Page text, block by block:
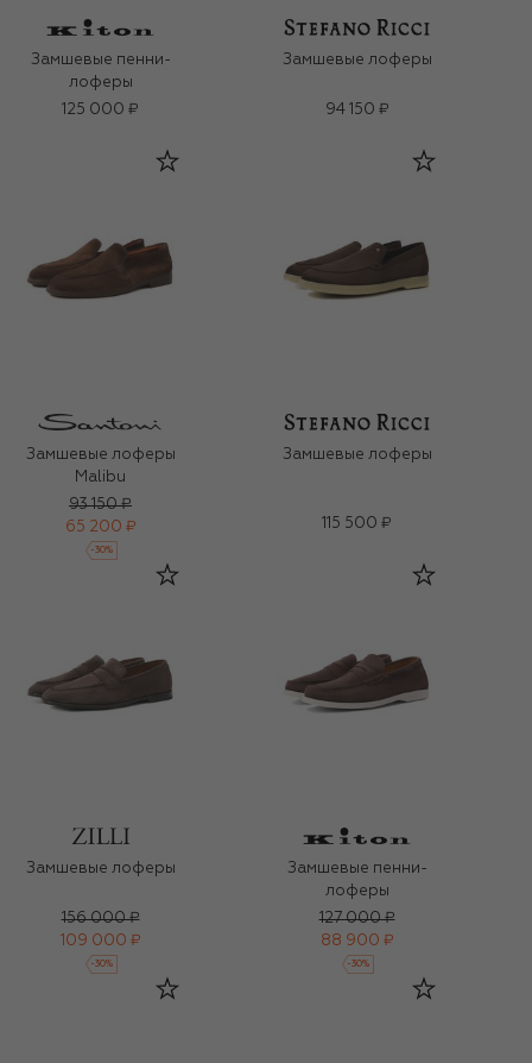
Замшевые пенни-
лоферы
125 000 ₽
Замшевые лоферы
94 150 ₽
Замшевые лоферы
Malibu
93 150 ₽
65 200 ₽
-30%
Замшевые лоферы
115 500 ₽
Замшевые лоферы
156 000 ₽
109 000 ₽
-30%
Замшевые пенни-
лоферы
127 000 ₽
88 900 ₽
-30%